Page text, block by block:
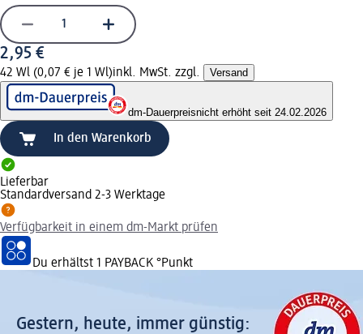
2,95 €
42 Wl (0,07 € je 1 Wl)inkl. MwSt. zzgl. Versand
dm-Dauerpreisnicht erhöht seit 24.02.2026
In den Warenkorb
Lieferbar
Standardversand 2-3 Werktage
Verfügbarkeit in einem dm-Markt prüfen
Du erhältst 1 PAYBACK °Punkt
Gestern, heute, immer günstig: